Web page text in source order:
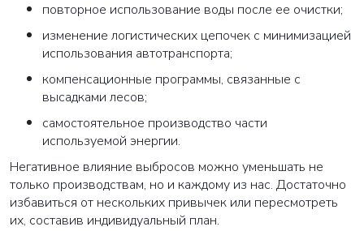
повторное использование воды после ее очистки;
изменение логистических цепочек с минимизацией
использования автотранспорта;
компенсационные программы, связанные с
высадками лесов;
самостоятельное производство части
используемой энергии.
Негативное влияние выбросов можно уменьшать не
только производствам, но и каждому из нас. Достаточно
избавиться от нескольких привычек или пересмотреть
их, составив индивидуальный план.